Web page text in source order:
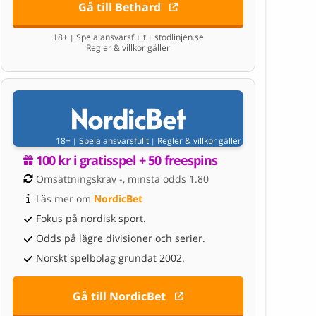
Gå till Bethard
18+ | Spela ansvarsfullt | stodlinjen.se
Regler & villkor gäller
18+ | Spela ansvarsfullt | Regler & villkor gäller
100 kr i gratisspel + 50 freespins
Omsättningskrav -, minsta odds 1.80
Läs mer om NordicBet
Fokus på nordisk sport.
Odds på lägre divisioner och serier.
Norskt spelbolag grundat 2002.
Gå till NordicBet